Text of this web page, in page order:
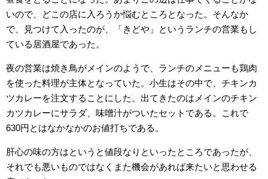
いので、どこの店に入ろうか悩むところとなった。そんなか
で、見つけて入ったのが、「きどや」というランチの営業もし
ている居酒屋であった。
夜の営業は焼き鳥がメインのようで、ランチのメニューも鶏肉
を使った料理が主体となっていた。小生はその中で、チキンカ
ツカレーを注文することにした。出てきたのはメインのチキン
カツカレーにサラダ、味噌汁がついたセットである。これで
630円とはなかなかのお値打ちである。
肝心の味の方はというと値段なりといったところであったが、
それでも悪いものではなくまた機会があれば来たいと思わせる